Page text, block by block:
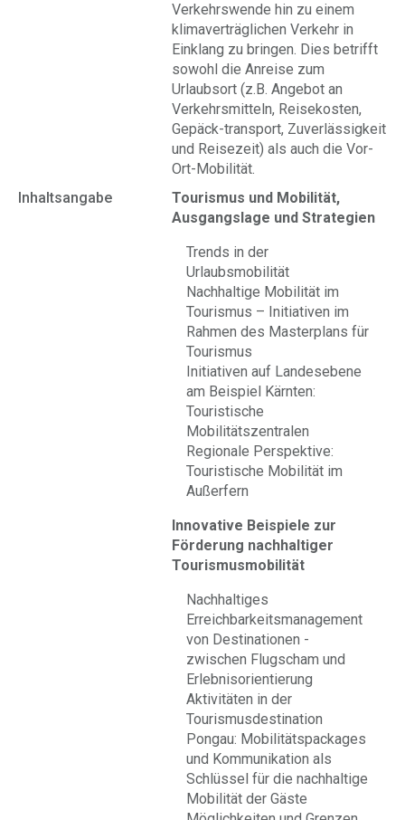
Verkehrswende hin zu einem
klimaverträglichen Verkehr in
Einklang zu bringen. Dies betrifft
sowohl die Anreise zum
Urlaubsort (z.B. Angebot an
Verkehrsmitteln, Reisekosten,
Gepäck-transport, Zuverlässigkeit
und Reisezeit) als auch die Vor-
Ort-Mobilität.
Inhaltsangabe
Tourismus und Mobilität,
Ausgangslage und Strategien
Trends in der
Urlaubsmobilität
Nachhaltige Mobilität im
Tourismus – Initiativen im
Rahmen des Masterplans für
Tourismus
Initiativen auf Landesebene
am Beispiel Kärnten:
Touristische
Mobilitätszentralen
Regionale Perspektive:
Touristische Mobilität im
Außerfern
Innovative Beispiele zur
Förderung nachhaltiger
Tourismusmobilität
Nachhaltiges
Erreichbarkeitsmanagement
von Destinationen -
zwischen Flugscham und
Erlebnisorientierung
Aktivitäten in der
Tourismusdestination
Pongau: Mobilitätspackages
und Kommunikation als
Schlüssel für die nachhaltige
Mobilität der Gäste